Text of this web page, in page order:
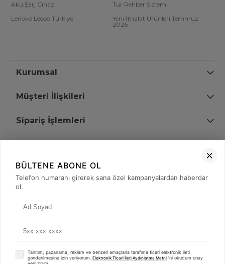
Akü Şarj Cihazı
Tur Rehber Sistemi
Lenovo Lecoo Türkiye
Yeni İthalat Ürünleri Temmuz
2026
Kurumsal
Müşteri İlişkileri
Sipariş İşlemleri
+90 (850) 473 08 08
BÜLTENE ABONE OL
Telefon numaranı girerek sana özel kampanyalardan haberdar
ol.
Tanıtım, pazarlama, reklam ve benzeri amaçlarla tarafıma ticari elektronik ileti
gönderilmesine izin veriyorum. Elektronik Ticari İleti Aydınlatma Metni 'ni okudum onay